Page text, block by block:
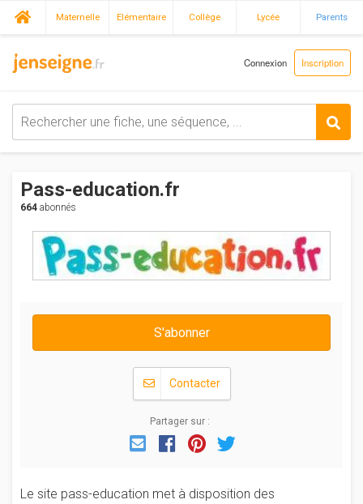
Maternelle Elémentaire Collège Lycée Parents
Connexion Inscription
Pass-education.fr
664 abonnés
S'abonner
Contacter
Partager sur :
EmailFacebook
Pinterest
Le site pass-education met à disposition des